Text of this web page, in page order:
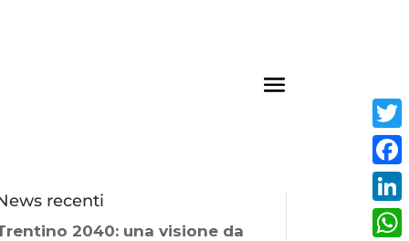
recenti
2040: una visione da